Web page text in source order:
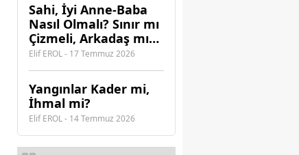
​Sahi, İyi Anne-Baba
Nasıl Olmalı? Sınır mı
Çizmeli, Arkadaş mı
Olmalı?
Elif EROL - 17 Temmuz 2026
Yangınlar Kader mi,
İhmal mi?
Elif EROL - 14 Temmuz 2026